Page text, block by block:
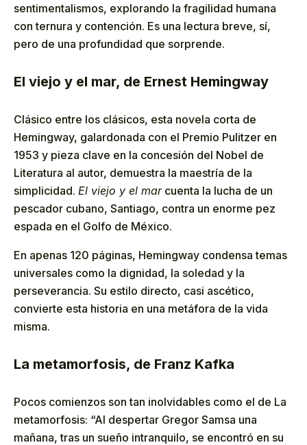
sentimentalismos, explorando la fragilidad humana
con ternura y contención. Es una lectura breve, sí,
pero de una profundidad que sorprende.
El viejo y el mar, de Ernest Hemingway
Clásico entre los clásicos, esta novela corta de
Hemingway, galardonada con el Premio Pulitzer en
1953 y pieza clave en la concesión del Nobel de
Literatura al autor, demuestra la maestría de la
simplicidad. El viejo y el marcuenta la lucha de un
pescador cubano, Santiago, contra un enorme pez
espada en el Golfo de México.
En apenas 120 páginas, Hemingway condensa temas
universales como la dignidad, la soledad y la
perseverancia. Su estilo directo, casi ascético,
convierte esta historia en una metáfora de la vida
misma.
La metamorfosis, de Franz Kafka
Pocos comienzos son tan inolvidables como el de La
metamorfosis: “Al despertar Gregor Samsa una
mañana, tras un sueño intranquilo, se encontró en su